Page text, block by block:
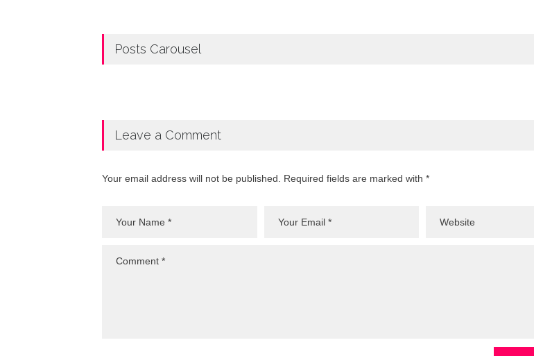
Posts Carousel
Leave a Comment
Your email address will not be published. Required fields are marked with *